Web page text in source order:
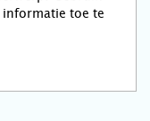
toe te